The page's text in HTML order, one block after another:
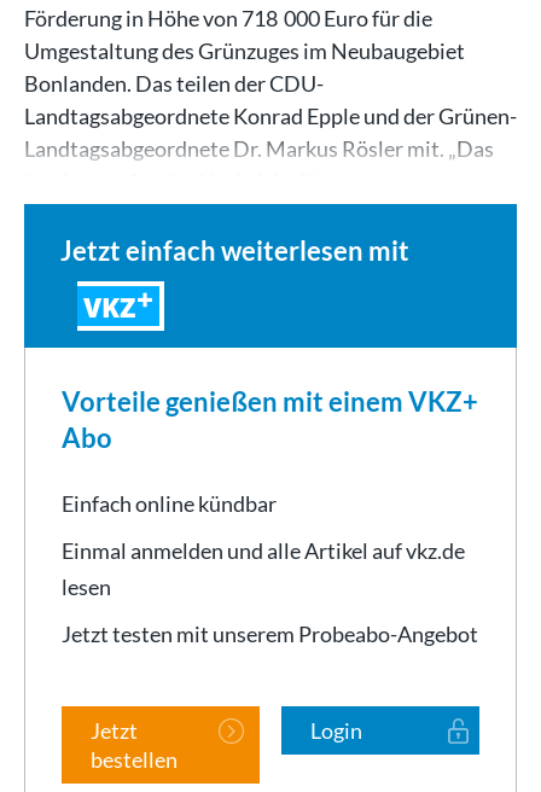
Förderung in Höhe von 718 000 Euro für die
Umgestaltung des Grünzuges im Neubaugebiet
Bonlanden. Das teilen der CDU-
Landtagsabgeordnete Konrad Epple und der Grünen-
Landtagsabgeordnete Dr. Markus Rösler mit. „Das
Jetzt einfach weiterlesen mit
VKZ
Vorteile genießen mit einem VKZ+
Abo
Einfach online kündbar
Einmal anmelden und alle Artikel auf vkz.de
lesen
Jetzt testen mit unserem Probeabo-Angebot
Jetzt
bestellen
Login